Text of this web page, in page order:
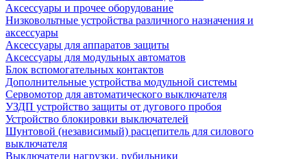
Аксессуары и прочее оборудование
Низковольтные устройства различного назначения и
аксессуары
Аксессуары для аппаратов защиты
Аксессуары для модульных автоматов
Блок вспомогательных контактов
Дополнительные устройства модульной системы
Сервомотор для автоматического выключателя
УЗДП устройство защиты от дугового пробоя
Устройство блокировки выключателей
Шунтовой (независимый) расцепитель для силового
выключателя
Выключатели нагрузки, рубильники